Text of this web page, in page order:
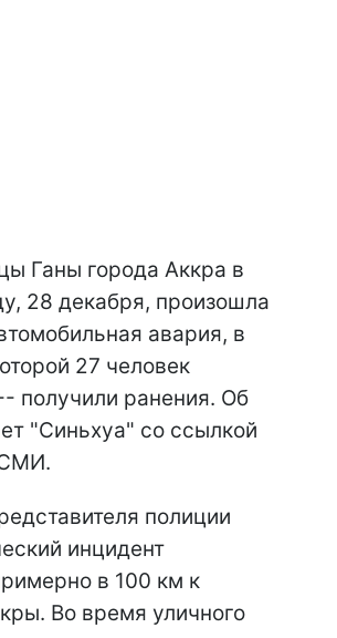
Ганы города Аккра в
28 декабря, произошла
авария, в
27 человек
получили ранения. Об
"Синьхуа" со ссылкой
полиции
инцидент
в 100 км к
Во время уличного